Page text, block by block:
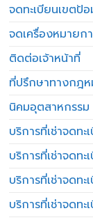
จดทะเบียนเขตป้
จดเครื่องหมายก
ติดต่อเจ้าหน้าที่
ที่ปรึกษาทางกฎ
นิคมอุตสาหกรรม
บริการที่เช่าจดทะ
บริการที่เช่าจดท
บริการที่เช่าจดทะ
บริการที่เช่าจดท